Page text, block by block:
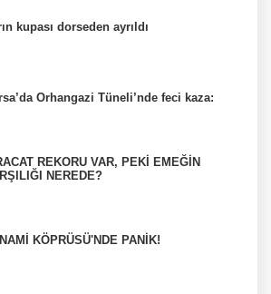
kupası dorseden ayrıldı
Orhangazi Tüneli’nde feci kaza:
REKORU VAR, PEKİ EMEĞİN
NEREDE?
KÖPRÜSÜ'NDE PANİK!